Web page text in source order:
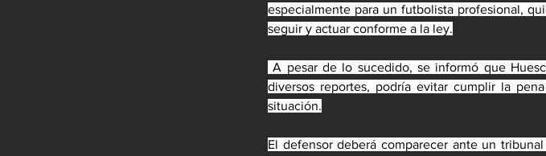
especialmente para un futbolista profesional,
seguir y actuar conforme a la ley.
A pesar de lo sucedido, se informó que
diversos reportes, podría evitar cumplir la
situación.
El defensor deberá comparecer ante un